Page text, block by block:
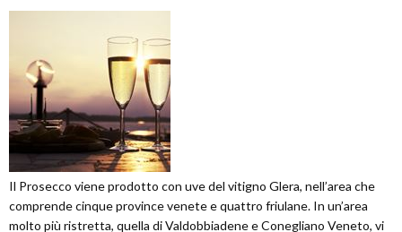
Il Prosecco viene prodotto con uve del vitigno Glera, nell’area che
comprende cinque province venete e quattro friulane. In un’area
molto più ristretta, quella di Valdobbiadene e Conegliano Veneto, vi